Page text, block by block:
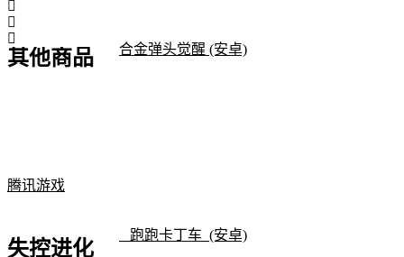
合金弹头觉醒 (安卓)
跑跑卡丁车 (安卓)
其他商品
腾讯游戏
失控进化